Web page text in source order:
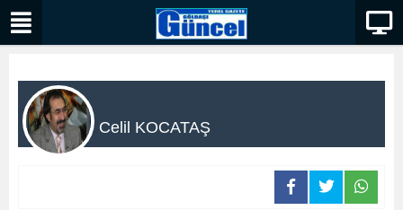
Celil KOCATAŞ